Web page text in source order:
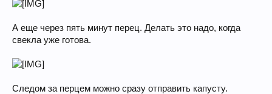
А еще через пять минут перец. Делать это надо, когда
свекла уже готова.
Следом за перцем можно сразу отправить капусту.